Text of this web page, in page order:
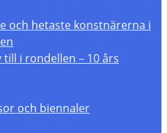
och hetaste konstnärerna i
till i rondellen – 10 års
och biennaler